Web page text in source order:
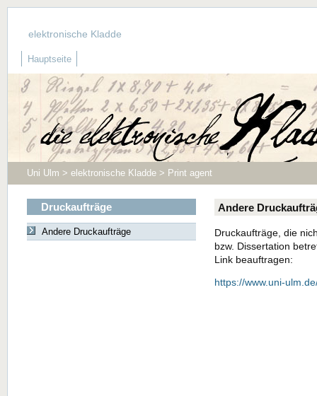
elektronische Kladde
Hauptseite
Uni Ulm > elektronische Kladde > Print agent
Druckaufträge
Andere Druckaufträge
Andere
Druckaufträge, die
bzw. Dissertation
Link beauftragen:
https://www.uni-